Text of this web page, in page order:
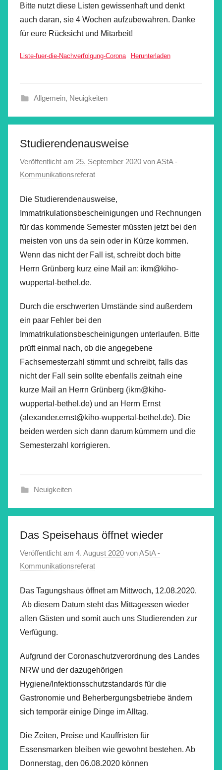
Bitte nutzt diese Listen gewissenhaft und denkt
auch daran, sie 4 Wochen aufzubewahren. Danke
für eure Rücksicht und Mitarbeit!
Liste-fuer-die-Nachverfolgung-Corona Herunterladen
Allgemein, Neuigkeiten
Studierendenausweise
Veröffentlicht am 25. September 2020 vonAStA -
Kommunikationsreferat
Die Studierendenausweise,
Immatrikulationsbescheinigungen und Rechnungen
für das kommende Semester müssten jetzt bei den
meisten von uns da sein oder in Kürze kommen.
Wenn das nicht der Fall ist, schreibt doch bitte
Herrn Grünberg kurz eine Mail an: ikm@kiho-
wuppertal-bethel.de.
Durch die erschwerten Umstände sind außerdem
ein paar Fehler bei den
Immatrikulationsbescheinigungen unterlaufen. Bitte
prüft einmal nach, ob die angegebene
Fachsemesterzahl stimmt und schreibt, falls das
nicht der Fall sein sollte ebenfalls zeitnah eine
kurze Mail an Herrn Grünberg (ikm@kiho-
wuppertal-bethel.de) und an Herrn Ernst
(alexander.ernst@kiho-wuppertal-bethel.de). Die
beiden werden sich dann darum kümmern und die
Semesterzahl korrigieren.
Neuigkeiten
Das Speisehaus öffnet wieder
Veröffentlicht am 4. August 2020 vonAStA -
Kommunikationsreferat
Das Tagungshaus öffnet am Mittwoch, 12.08.2020.
Ab diesem Datum steht das Mittagessen wieder
allen Gästen und somit auch uns Studierenden zur
Verfügung.
Aufgrund der Coronaschutzverordnung des Landes
NRW und der dazugehörigen
Hygiene/Infektionsschutzstandards für die
Gastronomie und Beherbergungsbetriebe ändern
sich temporär einige Dinge im Alltag.
Die Zeiten, Preise und Kauffristen für
Essensmarken bleiben wie gewohnt bestehen. Ab
Donnerstag, den 06.08.2020 können